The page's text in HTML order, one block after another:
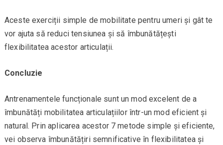
Aceste exerciții simple de mobilitate pentru umeri și gât te
vor ajuta să reduci tensiunea și să îmbunătățești
flexibilitatea acestor articulații.
Concluzie
Antrenamentele funcționale sunt un mod excelent de a
îmbunătăți mobilitatea articulațiilor într-un mod eficient și
natural. Prin aplicarea acestor 7 metode simple și eficiente,
vei observa îmbunătățiri semnificative în flexibilitatea și